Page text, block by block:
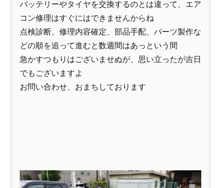
バッテリーやタイヤを交換するのとは違って、エア
コン修理はすぐにはできませんからね
点検診断、修理内容確定、部品手配、パーツ製作な
どの順を追って進むと数週間はあっという間
急かすつもりはございませぬが、思い立ったが吉日
でもございますよ
お問い合わせ、おまちしております